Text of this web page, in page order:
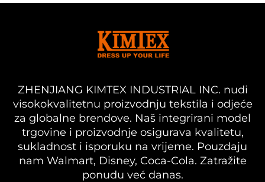
ZHENJIANG KIMTEX INDUSTRIAL INC. nudi
visokokvalitetnu proizvodnju tekstila i odjeće
za globalne brendove. Naš integrirani model
trgovine i proizvodnje osigurava kvalitetu,
sukladnost i isporuku na vrijeme. Pouzdaju
nam Walmart, Disney, Coca-Cola. Zatražite
ponudu već danas.